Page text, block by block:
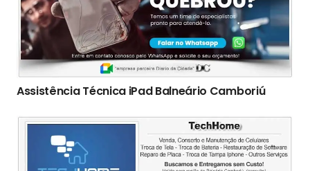
Assistência Técnica iPad Balneário Camboriú